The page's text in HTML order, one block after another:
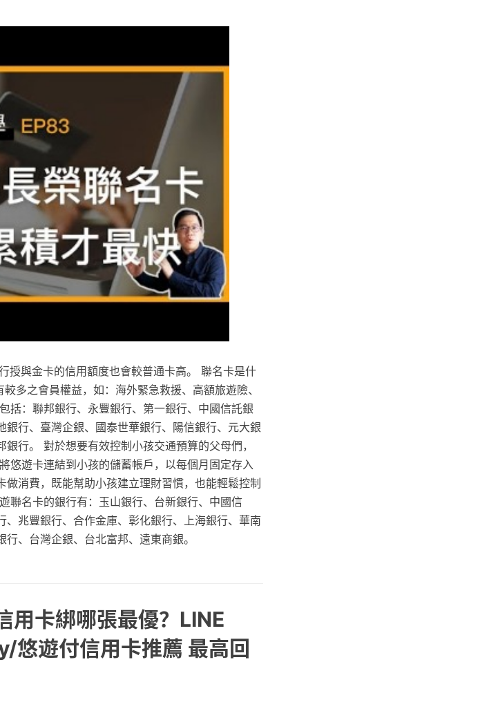
授與金卡的信用額度也會較普通卡高。 聯名卡是什
多之會員權益，如：海外緊急救援、高額旅遊險、
括：聯邦銀行、永豐銀行、第一銀行、中國信託銀
行、臺灣企銀、國泰世華銀行、陽信銀行、元大銀
行。 對於想要有效控制小孩交通預算的父母們，
悠遊卡連結到小孩的儲蓄帳戶，以每個月固定存入
消費，既能幫助小孩建立理財習慣，也能輕鬆控制
聯名卡的銀行有：玉山銀行、台新銀行、中國信
兆豐銀行、合作金庫、彰化銀行、上海銀行、華南
、台灣企銀、台北富邦、遠東商銀。
用卡綁哪張最優？LINE
遊付信用卡推薦 最高回